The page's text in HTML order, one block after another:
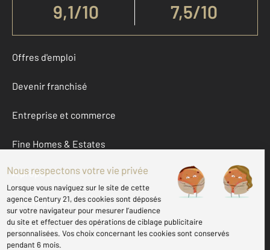
9,1/10 7,5/10
Offres d'emploi
Devenir franchisé
Entreprise et commerce
Fine Homes & Estates
À propos
International
Nous contacter